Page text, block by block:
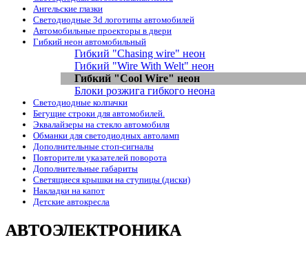
Ангельские глазки
Светодиодные 3d логотипы автомобилей
Автомобильные проекторы в двери
Гибкий неон автомобильный
Гибкий "Chasing wire" неон
Гибкий "Wire With Welt" неон
Гибкий "Cool Wire" неон
Блоки розжига гибкого неона
Светодиодные колпачки
Бегущие строки для автомобилей.
Эквалайзеры на стекло автомобиля
Обманки для светодиодных автоламп
Дополнительные стоп-сигналы
Повторители указателей поворота
Дополнительные габариты
Светящиеся крышки на ступицы (диски)
Накладки на капот
Детские автокресла
АВТОЭЛЕКТРОНИКА